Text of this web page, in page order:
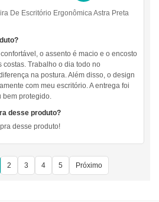
De Escritório Ergonômica Astra Preta
o assento é macio e o encosto
costas. Trabalho o dia todo no
na postura. Além disso, o design
com meu escritório. A entrega foi
bem protegido.
desse produto?
desse produto!
2 3 4 5 Próximo